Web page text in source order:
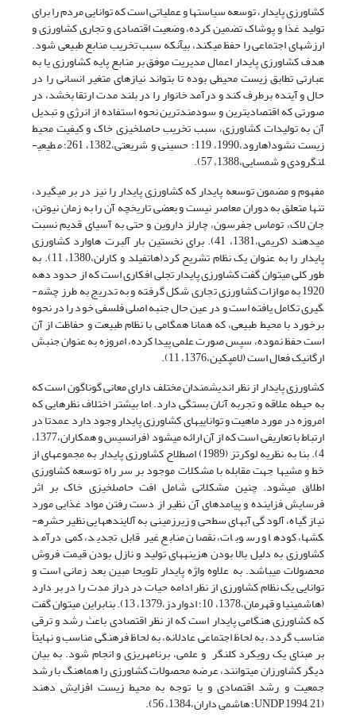
کشاورزی پایدار، توسعه سیاست­ها و عملیاتی است که توانایی مردم را برای
تولید غذا و پوشاک تضمین کرده، وضعیت اقتصادی و تجاری کشاورزی و
ارزش­های اجتماعی را حفظ می­کند، بی­آنکه سبب تخریب منابع طبیعی شود.
هدف کشاورزی پایدار اعمال مدیریت موفق بر منابع پایه کشاورزی یا به
عبارتی تطابق زیست محیطی بوده تا بتواند نیازهای متغیر انسانی را در
حال و آینده برطرف کند و درآمد خانوار را در بلند مدت ارتقا بخشد، در
صورتی که اقتصادی­ترین و سودمندترین نحوه استفاده از انرژی و تبدیل
آن به تولیدات کشاورزی، سبب تخریب حاصلخیزی خاک و کیفیت محیط
زیست نشود(هارود،1990، 119؛ حسینی و شریعتی،1382، 261؛ مطیعی­
لنگرودی و شمسایی،1388، 57).
مفهوم و مضمون توسعه پایدار که کشاورزی پایدار را نیز در بر می­گیرد،
تنها متعلق به دوران معاصر نیست و بعضی تاریخچه آن را به زمان نیوتن،
جان لاک، توماس جفرسون، چارلز داروین و حتی به آسیای قدیم نسبت
می­دهند (کریمی،­1381، 41). برای نخستین بار آلبرت هاوارد کشاورزی
پایدار را به عنوان یک نظام تشریح کرد(هاتفیلد و کارلن،1380، 11). به
طور کلی می­توان گفت کشاورزی پایدار تجلی افکاری است که از حدود دهه
1920 به موازات کشاورزی تجاری شکل گرفته و به تدریج به طرز چشم­
گیری تکامل یافته است و در عین حال جنبه اصلی فلسفی خود را در نحوه
برخورد با محیط طبیعی، که همانا همگامی با نظام طبیعت و حفاظت از آن
است حفظ نموده، سپس صورت علمی پیدا کرده، امروزه به عنوان جنبش
ارگانیک فعال است (لامپکین،1376، 11).
کشاورزی پایدار از نظر اندیشمندان مختلف دارای معانی گوناگون است که
به حیطه علاقه و تجربه آنان بستگی دارد. اما بیشتر اختلاف نظرهایی که
امروزه در مورد ماهیت و توانایی­های کشاورزی پایدار وجود دارد عمدتا در
ارتباط با تعاریفی است که از آن ارائه می­شود (فرانسیس و همکاران،1377،
4). بنا به نظریه لوکرتز (1989) اصطلاح کشاورزی پایدار به مجموعه­ای از
خط و مشی­ها جهت مقابله با مشکلات موجود بر سر راه توسعه کشاورزی
اطلاق می­شود. چنین مشکلاتی شامل افت حاصلخیزی خاک بر اثر
فرسایش فزاینده و پیامدهای آن نظیر از دست رفتن مواد غذایی مورد
نیاز گیاه، آلودگی آب­های سطحی و زیرزمینی به آلاینده­هایی نظیر حشره­
کش­ها، کودها و رسوبات، نقصان منابع غیر قابل تجدید، کمی درآمد
کشاورزی به دلیل بالا بودن هزینه­های تولید و نازل بودن قیمت فروش
محصولات می­باشد. به علاوه واژه پایدار تلویحا مبین بعد زمانی است و
توانایی یک نظام کشاورزی از نظر ادامه حیات در دراز مدت را در بر دارد
(هاشمی­نیا و قهرمان،1378، 10؛ ادواردز،1379، 13). بنابراین می­توان گفت
که کشاورزی هنگامی پایدار است که از نظر اقتصادی باعث رشد و ترقی
مناسب گردد، به لحاظ اجتماعی عادلانه، به لحاظ فرهنگی مناسب و نهایتاً
بر مبنای یک رویکرد کل­نگر و علمی، برنامه­ریزی و انجام شود. به بیان
دیگر کشاورزان می­توانند، عرضه محصولات کشاورزی را هماهنگ با رشد
جمعیت و رشد اقتصادی و با توجه به محیط زیست افزایش دهند
(UNDP,1994, 21؛ هاشمی داران،1384، 56).